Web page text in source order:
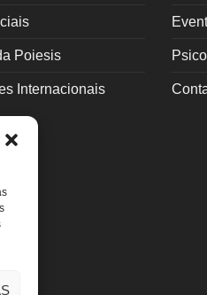
Poiesis
Internacionais